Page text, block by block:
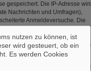
gespeichert. Die IP-Adresse wird
Nachrichten und Umfragen),
Anmeldeversuche. Die
Funktion angezeigt und nicht
Ihr
Benachrichtigungsfunktionen.
empfohlen, dieses
nutzen zu können, ist
wird gesteuert, ob ein
Es werden Cookies